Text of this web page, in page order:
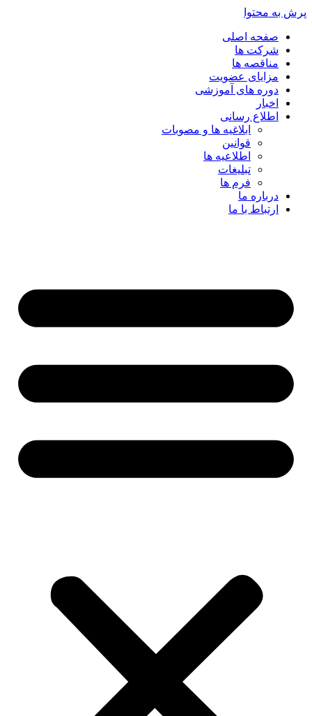
پرش به محتوا
صفحه اصلی
شرکت ها
مناقصه ها
مزایای عضویت
دوره های آموزشی
اخبار
اطلاع رسانی
ابلاغیه ها و مصوبات
قوانین
اطلاعیه ها
تبلیغات
فرم ها
درباره ما
ارتباط با ما